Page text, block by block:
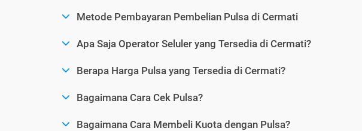
Metode Pembayaran Pembelian Pulsa di Cermati
Apa Saja Operator Seluler yang Tersedia di Cermati?
Berapa Harga Pulsa yang Tersedia di Cermati?
Bagaimana Cara Cek Pulsa?
Bagaimana Cara Membeli Kuota dengan Pulsa?